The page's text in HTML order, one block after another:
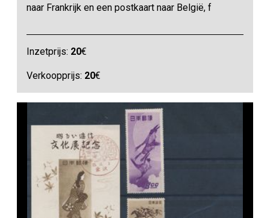
naar Frankrijk en een postkaart naar België, f
Inzetprijs: 20€
Verkoopprijs: 20€